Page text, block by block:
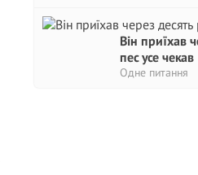
Він приїхав
пес усе чекав
Одне питання